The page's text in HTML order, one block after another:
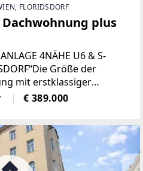
FLORIDSDORF
Dachwohnung plus
4NÄHE U6 & S-
Größe der
mit erstklassiger
(STRABAG) sowie der
Projekt aber auch
€ 389.000